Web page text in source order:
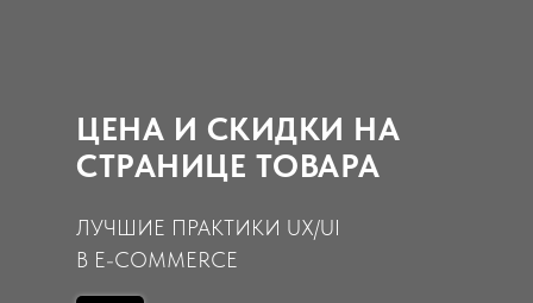
ЦЕНА И СКИДКИ НА
СТРАНИЦЕ ТОВАРА
ЛУЧШИЕ ПРАКТИКИ UX/UI
В E-COMMERCE